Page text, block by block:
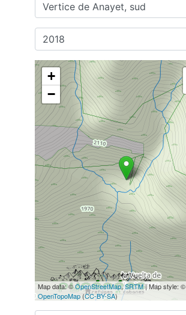
+
−
Map data: ©OpenStreetMap,SRTM| Map style: ©
OpenTopoMap (CC-BY-SA)